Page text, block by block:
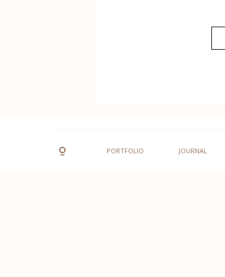
PORTFOLIO JOURNAL